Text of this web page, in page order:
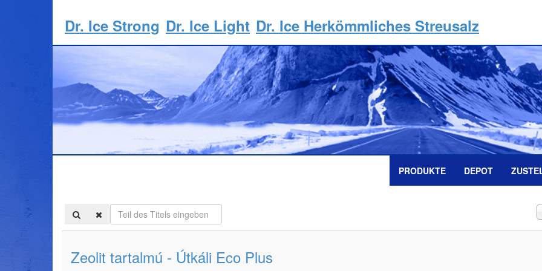
Dr. Ice Strong Dr. Ice Light Dr. Ice Herkömmliches Streusalz
PRODUKTE DEPOT
Teil
des
Titels
#
Zeolit tartalmú - Útkáli Eco Plus